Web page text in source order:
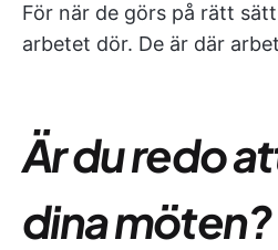
För när de görs på rätt
arbetet dör. De är där
Är du redo
dina möten?